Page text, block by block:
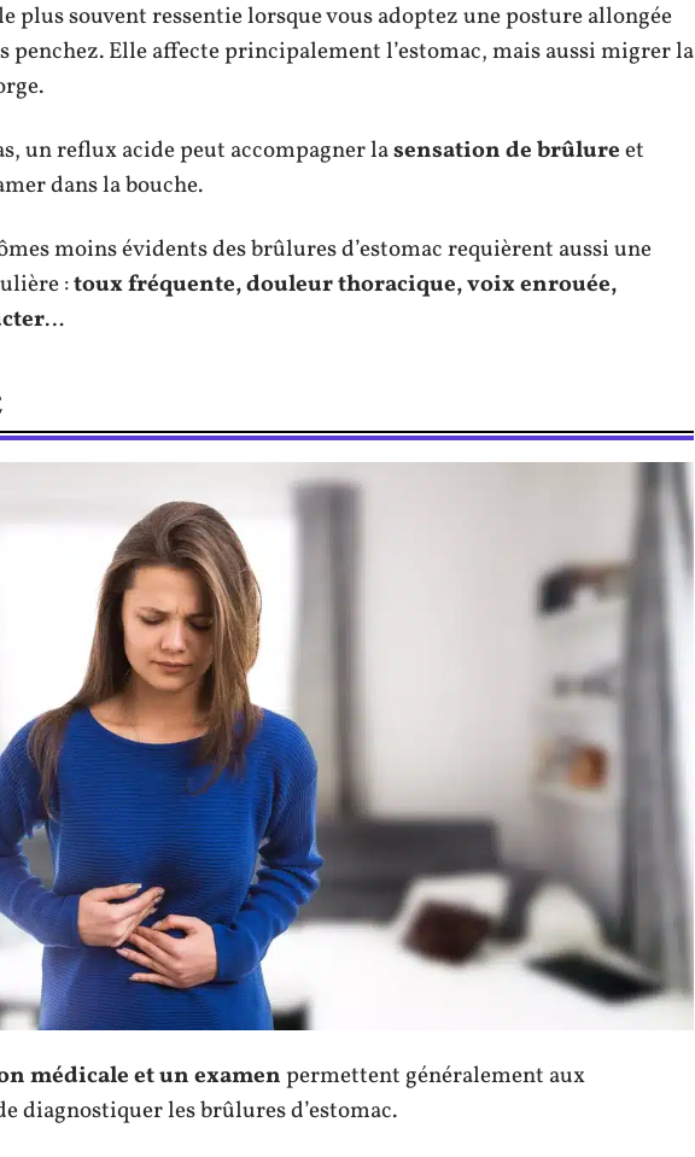
plus souvent ressentie lorsque vous adoptez une posture allongée
penchez. Elle affecte principalement l’estomac, mais aussi migrer la
un reflux acide peut accompagner lasensation de brûlureet
dans la bouche.
moins évidents des brûlures d’estomac requièrent aussi une
:toux fréquente, douleur thoracique, voix enrouée,
…
médicale et un examenpermettent généralement aux
diagnostiquer les brûlures d’estomac.